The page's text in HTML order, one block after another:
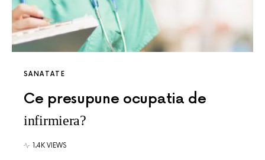
SANATATE
Ce presupune ocupatia de
infirmiera?
1.4K VIEWS